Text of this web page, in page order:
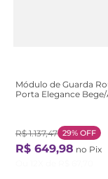
Módulo de Guarda
Porta Elegance
R$ 1.137,47 29% OFF
R$ 649,98 no Pix